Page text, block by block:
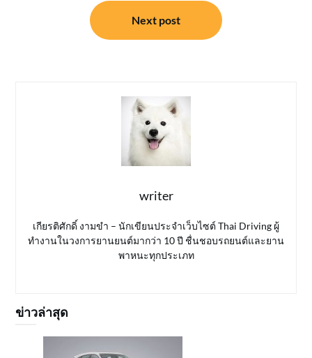
Next post
writer
เกียรติศักดิ์ งามขำ – นักเขียนประจำเว็บไซต์ Thai Driving ผู้
ทำงานในวงการยานยนต์มากว่า 10 ปี ชื่นชอบรถยนต์และยาน
พาหนะทุกประเภท
ข่าวล่าสุด